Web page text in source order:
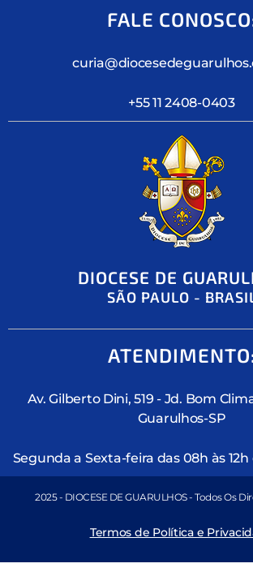
FALE
+55 11 2408-0403
DIOCESE DE
SÃO PAULO -
Av. Gilberto Dini, 519 - Jd. Bom
Guarulhos-SP
Segunda a Sexta-feira das 08h às 12h
2025 - DIOCESE DE GUARULHOS - Todos Os
Termos de Política e